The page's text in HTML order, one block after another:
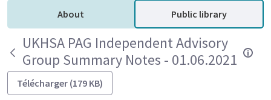
About Public library
UKHSA PAG Independent Advisory
Group Summary Notes - 01.06.2021
Télécharger (179 KB)